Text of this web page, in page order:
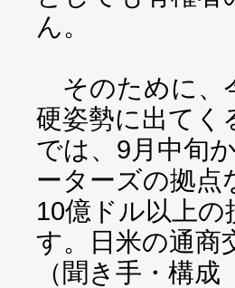
ん。
そのために、
硬姿勢に出てく
では、9月中旬
ーターズの拠
10億ドル以上
す。日米の通商
（聞き手・構